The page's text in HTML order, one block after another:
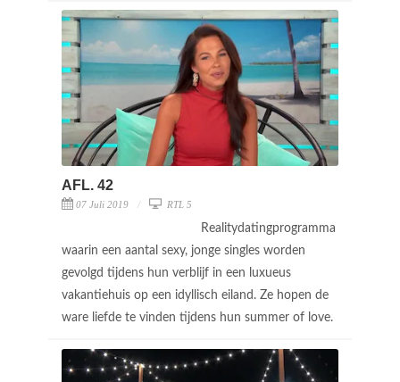
AFL. 42
07 Juli 2019 RTL 5
Realitydatingprogramma
waarin een aantal sexy, jonge singles worden
gevolgd tijdens hun verblijf in een luxueus
vakantiehuis op een idyllisch eiland. Ze hopen de
ware liefde te vinden tijdens hun summer of love.